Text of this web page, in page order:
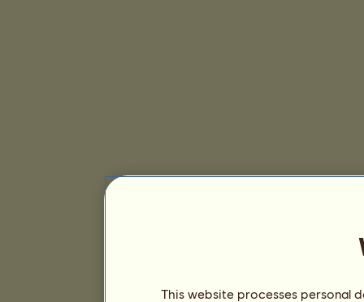
This website processes personal